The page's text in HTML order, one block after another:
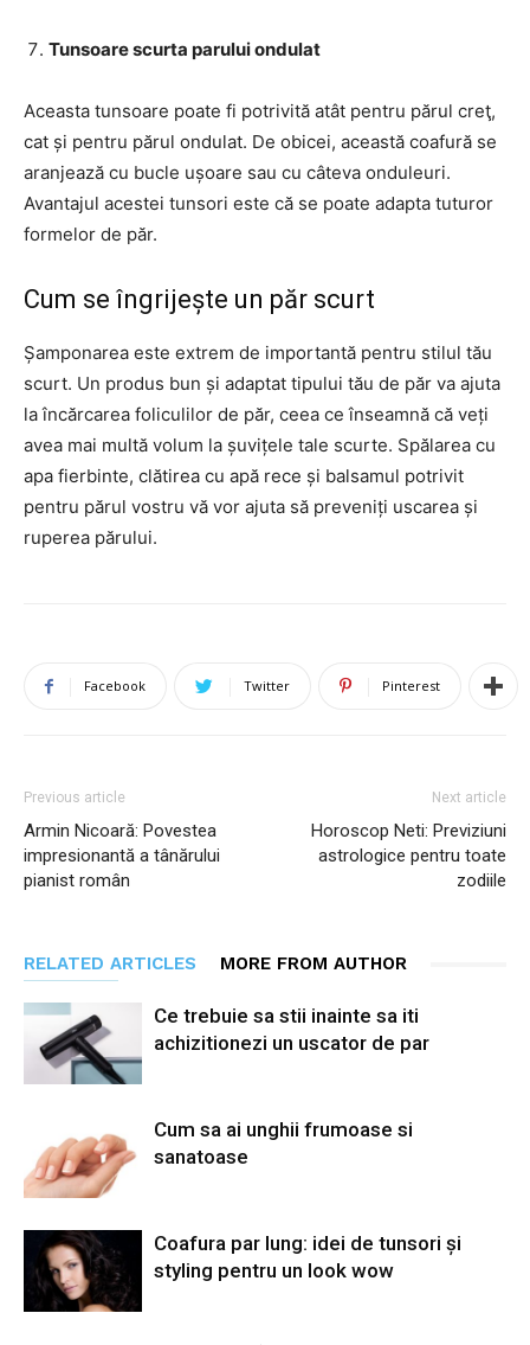
Tunsoare scurta parului ondulat
Aceasta tunsoare poate fi potrivită atât pentru părul creţ,
cat și pentru părul ondulat. De obicei, această coafură se
aranjează cu bucle ușoare sau cu câteva onduleuri.
Avantajul acestei tunsori este că se poate adapta tuturor
formelor de păr.
Cum se îngrijește un păr scurt
Șamponarea este extrem de importantă pentru stilul tău
scurt. Un produs bun și adaptat tipului tău de păr va ajuta
la încărcarea foliculilor de păr, ceea ce înseamnă că veți
avea mai multă volum la șuvițele tale scurte. Spălarea cu
apa fierbinte, clătirea cu apă rece și balsamul potrivit
pentru părul vostru vă vor ajuta să preveniți uscarea și
ruperea părului.
Facebook Twitter Pinterest
Previous article
Armin Nicoară: Povestea
impresionantă a tânărului
pianist român
Next article
Horoscop Neti: Previziuni
astrologice pentru toate
zodiile
RELATED ARTICLES MORE FROM AUTHOR
Ce trebuie sa stii inainte sa iti
achizitionezi un uscator de par
Cum sa ai unghii frumoase si
sanatoase
Coafura par lung: idei de tunsori și
styling pentru un look wow